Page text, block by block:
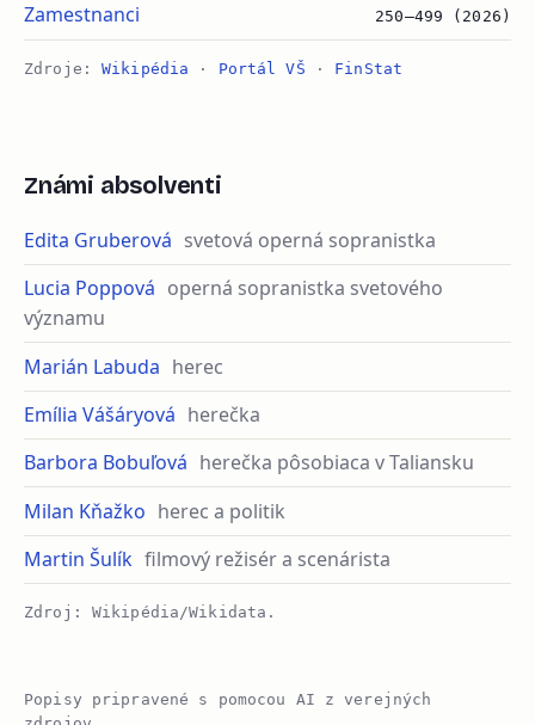
Zamestnanci 250–499 (2026)
Zdroje:Wikipédia · Portál VŠ · FinStat
Známi absolventi
Edita Gruberová svetová operná sopranistka
Lucia Poppová operná sopranistka svetového
významu
Marián Labuda herec
Emília Vášáryová herečka
Barbora Bobuľová herečka pôsobiaca v Taliansku
Milan Kňažko herec a politik
Martin Šulík filmový režisér a scenárista
Zdroj: Wikipédia/Wikidata.
Popisy pripravené s pomocou AI z verejných